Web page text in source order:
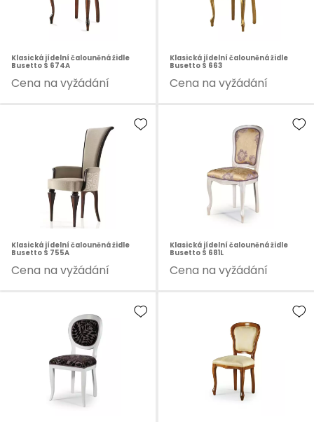
Klasická jídelní čalouněná židle
Busetto S 674A
Cena na vyžádání
Klasická jídelní čalouněná židle
Busetto S 663
Cena na vyžádání
Klasická jídelní čalouněná židle
Busetto S 755A
Cena na vyžádání
Klasická jídelní čalouněná židle
Busetto S 681L
Cena na vyžádání